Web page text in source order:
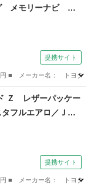
メモリーナビ Ｄ
ヤー接続可 後席
被害軽減システ
動スライド ＬＥ
人 記録簿 （検10.
提携サイト
■ メーカー名： トヨタ
Ｚ レザーパッケー
フルエアロ／ＪＢ
ミラー／ヘッドア
ルコン／パーキン
ックドア／衝突軽
０ （検9.7）
提携サイト
■ メーカー名： トヨタ